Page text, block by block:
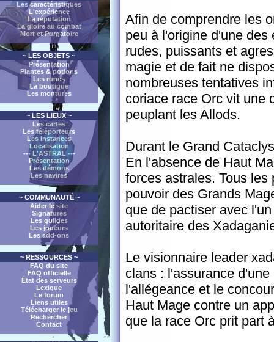
Les caractéristiques
L'expérience
La réputation
La gloire au combat
Mort et Purgatoire
~ LES OBJETS ~
Présentation
Plantes & potions
Les runes
La boutique
Les montures
~ LES LIEUX ~
Les cartes
Les téléporteurs
Les instances
Localisation
--- L'ASTRAL ---
Présentation
Les démons
Les navires
~ COMMUNAUTÉ ~
Aider le site
Signatures
Les guildes
Les joueurs
Les add-ons
~ RESSOURCES ~
FAQ du site
FAQ officielle
État des serveurs
Lexique
Le forum
Liens utiles
Télécharger le jeu
Rechercher
Contact
Afin de comprendre les
peu à l'origine d'une
rudes, puissants et
magie et de fait ne
nombreuses tentatives
coriace race Orc vit une
peuplant les Allods.
Durant le Grand
En l'absence de Haut
forces astrales. Tous
pouvoir des Grands
que de pactiser avec
autoritaire des
Le visionnaire leader
clans : l'assurance
l'allégeance et le
Haut Mage contre un
que la race Orc prit part